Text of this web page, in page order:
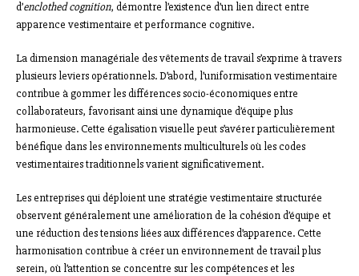
d’enclothed cognition, démontre l’existence d’un lien direct entre
apparence vestimentaire et performance cognitive.
La dimension managériale des vêtements de travail s’exprime à travers
plusieurs leviers opérationnels. D’abord, l’uniformisation vestimentaire
contribue à gommer les différences socio-économiques entre
collaborateurs, favorisant ainsi une dynamique d’équipe plus
harmonieuse. Cette égalisation visuelle peut s’avérer particulièrement
bénéfique dans les environnements multiculturels où les codes
vestimentaires traditionnels varient significativement.
Les entreprises qui déploient une stratégie vestimentaire structurée
observent généralement une amélioration de la cohésion d’équipe et
une réduction des tensions liées aux différences d’apparence. Cette
harmonisation contribue à créer un environnement de travail plus
serein, où l’attention se concentre sur les compétences et les